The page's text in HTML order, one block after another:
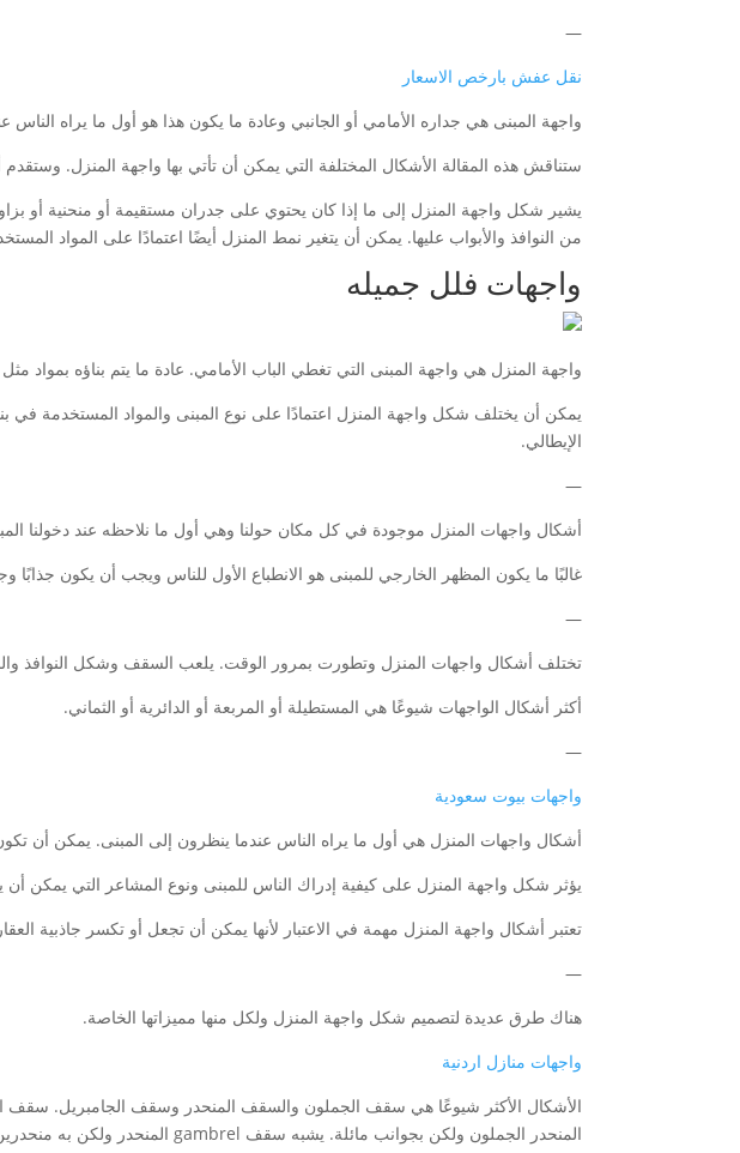
—
نقل عفش بارخص الاسعار
واجهة المبنى هي جداره الأمامي أو الجانبي وعادة ما يكون هذا هو أول ما يراه الناس
ستناقش هذه المقالة الأشكال المختلفة التي يمكن أن تأتي بها واجهة المنزل. وستقدم
يشير شكل واجهة المنزل إلى ما إذا كان يحتوي على جدران مستقيمة أو منحنية أو
من النوافذ والأبواب عليها. يمكن أن يتغير نمط المنزل أيضًا اعتمادًا على المواد
واجهات فلل جميله
واجهة المنزل هي واجهة المبنى التي تغطي الباب الأمامي. عادة ما يتم بناؤه بمواد
يمكن أن يختلف شكل واجهة المنزل اعتمادًا على نوع المبنى والمواد المستخدمة
الإيطالي.
—
أشكال واجهات المنزل موجودة في كل مكان حولنا وهي أول ما نلاحظه عند دخولنا
غالبًا ما يكون المظهر الخارجي للمبنى هو الانطباع الأول للناس ويجب أن يكون
—
تختلف أشكال واجهات المنزل وتطورت بمرور الوقت. يلعب السقف وشكل النوافذ
أكثر أشكال الواجهات شيوعًا هي المستطيلة أو المربعة أو الدائرية أو الثماني.
—
واجهات بيوت سعودية
أشكال واجهات المنزل هي أول ما يراه الناس عندما ينظرون إلى المبنى. يمكن أن
يؤثر شكل واجهة المنزل على كيفية إدراك الناس للمبنى ونوع المشاعر التي يمكن أن
تعتبر أشكال واجهة المنزل مهمة في الاعتبار لأنها يمكن أن تجعل أو تكسر جاذبية
—
هناك طرق عديدة لتصميم شكل واجهة المنزل ولكل منها مميزاتها الخاصة.
واجهات منازل اردنية
الأشكال الأكثر شيوعًا هي سقف الجملون والسقف المنحدر وسقف الجامبريل.
المنحدر الجملون ولكن بجوانب مائلة. يشبه سقف gambrel المنحدر ولكن به منحدرين بدلاً من واحد.